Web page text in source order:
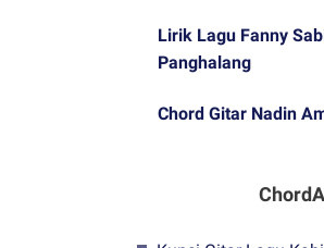
Lirik Lagu Fanny
Panghalang
Chord Gitar Nadin